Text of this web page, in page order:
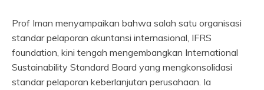
Prof Iman menyampaikan bahwa salah satu organisasi
standar pelaporan akuntansi internasional, IFRS
foundation, kini tengah mengembangkan International
Sustainability Standard Board yang mengkonsolidasi
standar pelaporan keberlanjutan perusahaan. Ia